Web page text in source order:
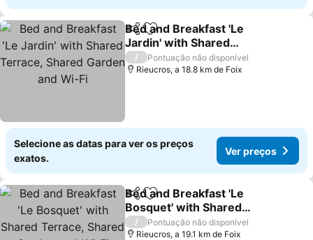
PartilharAdicionar aos favoritos
Bed and Breakfast 'Le
Jardin' with Shared
Terrace, Shared Garden
and Wi-Fi
Ver preços
/
Pontuação não disponível
Rieucros, a 18.8 km de Foix
Selecione as datas para ver os preços
exatos.
Ver preços
PartilharAdicionar aos favoritos
Bed and Breakfast 'Le
Bosquet' with Shared
Terrace, Shared Garden
and Wi-Fi
Ver preços
/
Pontuação não disponível
Rieucros, a 19.1 km de Foix